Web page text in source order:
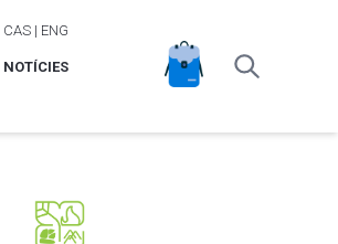
CAS| ENG
NOTÍCIES